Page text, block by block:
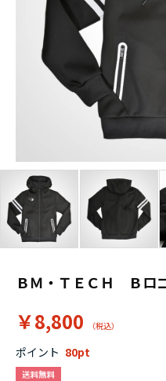
ＢＭ・ＴＥＣＨ Ｂロ
￥8,800
ポイント 80